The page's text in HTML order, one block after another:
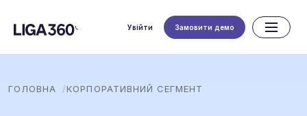
Увійти Замовити демо
ГОЛОВНА КОРПОРАТИВНИЙ СЕГМЕНТ